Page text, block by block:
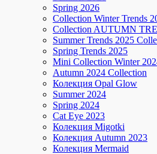
Spring 2026
Collection Winter Trends
Collection AUTUMN
Summer Trends 2025
Spring Trends 2025
Mini Collection Winter
Autumn 2024 Collection
Колекция Opal Glow
Summer 2024
Spring 2024
Cat Eye 2023
Колекция Migotki
Колекция Autumn 2023
Колекция Mermaid